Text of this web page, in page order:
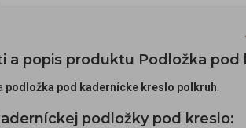
a popis produktu Podložka pod
podložka pod kadernícke kreslo polkruh
podložky pod kreslo: